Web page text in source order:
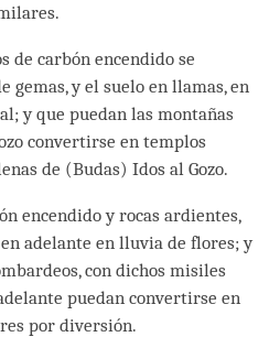
de carbón encendido se
gemas, y el suelo en llamas, en
y que puedan las montañas
convertirse en templos
de (Budas) Idos al Gozo.
encendido y rocas ardientes,
adelante en lluvia de flores; y
con dichos misiles
puedan convertirse en
por diversión.